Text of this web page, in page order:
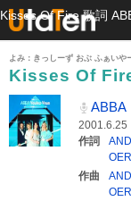
よみ：きっしーず おぶ ふぁいや
Kisses Of
ABBA
2001.6.25
作詞
作曲